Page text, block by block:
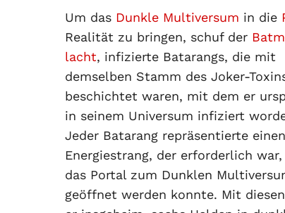
Um das Dunkle Multiversum in die
Realität zu bringen, schuf der
lacht, infizierte Batarangs, die mit
demselben Stamm des Joker-
beschichtet waren, mit dem er
in seinem Universum infiziert
Jeder Batarang repräsentierte
Energiestrang, der erforderlich
das Portal zum Dunklen
geöffnet werden konnte. Mit